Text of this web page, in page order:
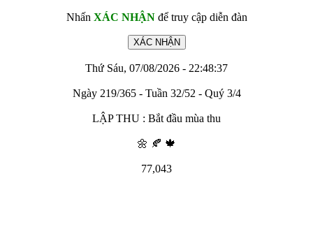
Nhấn XÁC NHẬNđể truy cập diễn đàn
Thứ Sáu, 07/08/2026 - 22:48:37
Ngày 219/365 - Tuần 32/52 - Quý 3/4
LẬP THU : Bắt đầu mùa thu
🌼 🍂 🍁
77,043